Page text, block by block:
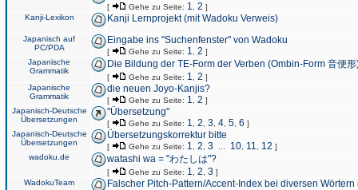
[ Gehe zu Seite: 1 2 ]
Kanji-Lexikon
Kanji Lernprojekt (mit Wadoku Verweis)
Japanisch auf
PC/PDA
Eingabe ins "Suchenfenster" von Wadoku
[ Gehe zu Seite: 1 2 ]
Japanische
Grammatik
Die Bildung der TE-Form der Verben (Ombin-Form 音便形
[ Gehe zu Seite: 1 2 ]
Japanische
Grammatik
die neuen Joyo-Kanjis?
[ Gehe zu Seite: 1 2 ]
Japanisch-Deutsche
Übersetzungen
"Übersetzung"
[ Gehe zu Seite: 1 2 3 4 5 6 ]
Japanisch-Deutsche
Übersetzungen
Übersetzungskorrektur bitte
[ Gehe zu Seite: 1 2 3 10 11 12 ]
wadoku.de
watashi wa = "わたしは"?
[ Gehe zu Seite: 1 2 3 ]
WadokuTeam
Falscher Pitch-Pattern/Accent-Index bei diversen